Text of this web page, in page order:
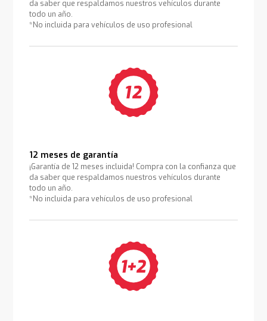
da saber que respaldamos nuestros vehículos durante
todo un año.
*No incluida para vehículos de uso profesional
12 meses de garantía
¡Garantía de 12 meses incluida! Compra con la confianza que
da saber que respaldamos nuestros vehículos durante
todo un año.
*No incluida para vehículos de uso profesional